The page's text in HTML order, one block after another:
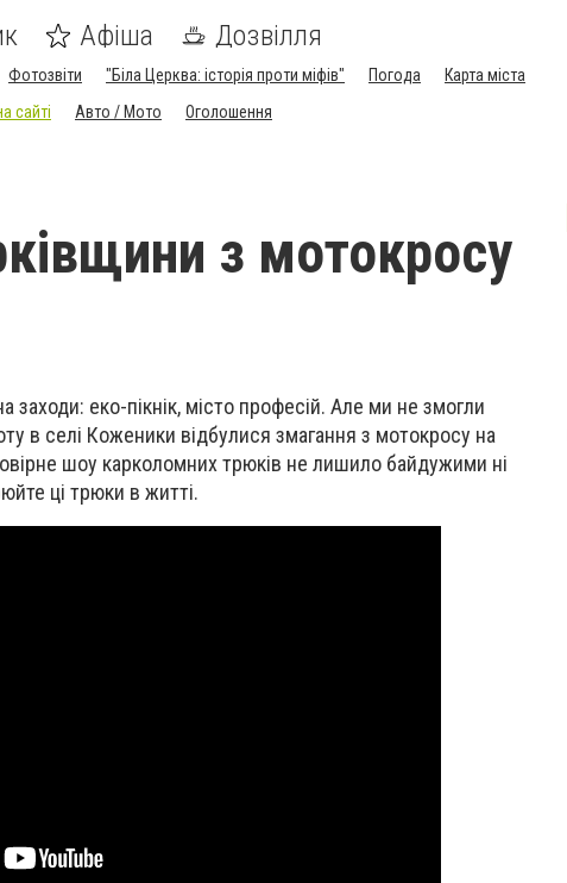
Афіша Дозвілля
Фотозвіти "Біла Церква: історія проти міфів" Погода
Карта міста
сайті Авто / Мото Оголошення
з мотокросу
заходи: еко-пікнік, місто професій. Але ми не змогли
в селі Коженики відбулися змагання з мотокросу на
шоу карколомних трюків не лишило байдужими ні
ці трюки в житті.